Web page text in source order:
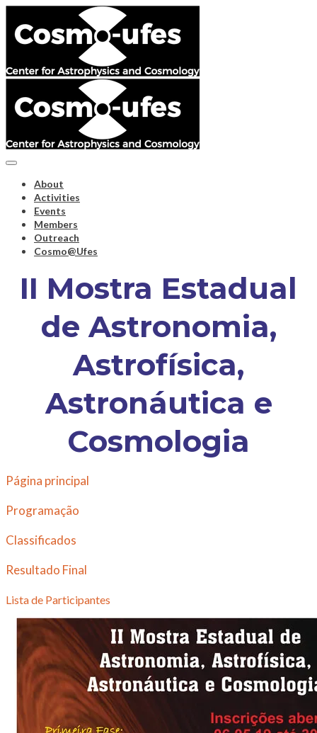
About
Activities
Events
Members
Outreach
Cosmo@Ufes
II Mostra Estadual
de Astronomia,
Astrofísica,
Astronáutica e
Cosmologia
Página principal
Programação
Classificados
Resultado Final
Lista de Participantes